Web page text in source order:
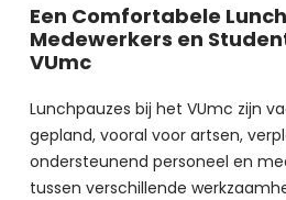
Een Comfortabele
Medewerkers en
VUmc
Lunchpauzes bij het VUmc zijn
gepland, vooral voor artsen,
ondersteunend personeel en
tussen verschillende